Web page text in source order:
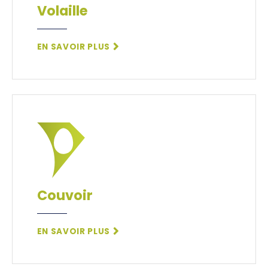
Volaille
EN SAVOIR PLUS
Couvoir
EN SAVOIR PLUS